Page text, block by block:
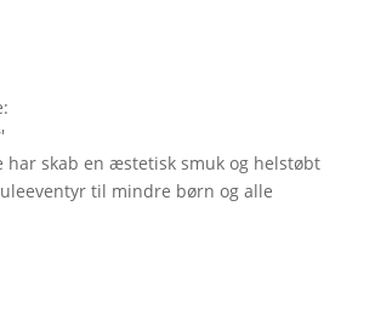
:
'
har skab en æstetisk smuk og helstøbt
til mindre børn og alle